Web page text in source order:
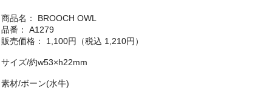
商品名： BROOCH OWL
品番： A1279
販売価格： 1,100円（税込 1,210円）
サイズ/約w53×h22mm
素材/ボーン(水牛)